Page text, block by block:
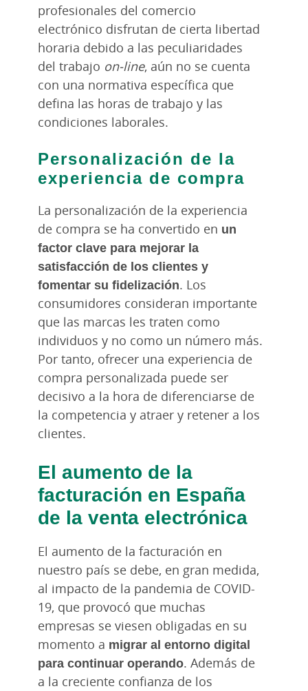
profesionales del comercio
electrónico disfrutan de cierta libertad
horaria debido a las peculiaridades
del trabajo on-line, aún no se cuenta
con una normativa específica que
defina las horas de trabajo y las
condiciones laborales.
Personalización de la
experiencia de compra
La personalización de la experiencia
de compra se ha convertido en un
factor clave para mejorar la
satisfacción de los clientes y
fomentar su fidelización. Los
consumidores consideran importante
que las marcas les traten como
individuos y no como un número más.
Por tanto, ofrecer una experiencia de
compra personalizada puede ser
decisivo a la hora de diferenciarse de
la competencia y atraer y retener a los
clientes.
El aumento de la
facturación en España
de la venta electrónica
El aumento de la facturación en
nuestro país se debe, en gran medida,
al impacto de la pandemia de COVID-
19, que provocó que muchas
empresas se viesen obligadas en su
momento a migrar al entorno digital
para continuar operando. Además de
a la creciente confianza de los